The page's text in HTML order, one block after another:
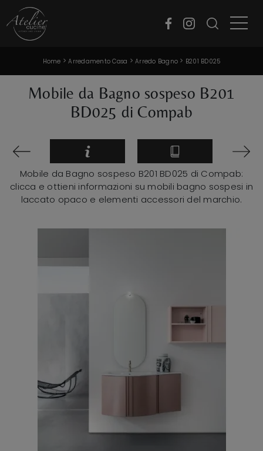
Home >Arredamento Casa >Arredo Bagno > B201 BD025
Mobile da Bagno sospeso B201
BD025 di Compab
Mobile da Bagno sospeso B201 BD025 di Compab:
clicca e ottieni informazioni su mobili bagno sospesi in
laccato opaco e elementi accessori del marchio.